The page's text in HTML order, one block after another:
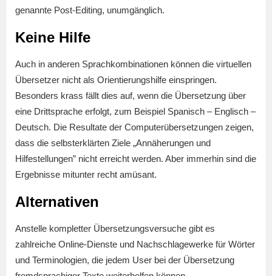
genannte Post-Editing, unumgänglich.
Keine Hilfe
Auch in anderen Sprachkombinationen können die virtuellen
Übersetzer nicht als Orientierungshilfe einspringen.
Besonders krass fällt dies auf, wenn die Übersetzung über
eine Drittsprache erfolgt, zum Beispiel Spanisch – Englisch –
Deutsch. Die Resultate der Computerübersetzungen zeigen,
dass die selbsterklärten Ziele „Annäherungen und
Hilfestellungen” nicht erreicht werden. Aber immerhin sind die
Ergebnisse mitunter recht amüsant.
Alternativen
Anstelle kompletter Übersetzungsversuche gibt es
zahlreiche Online-Dienste und Nachschlagewerke für Wörter
und Terminologien, die jedem User bei der Übersetzung